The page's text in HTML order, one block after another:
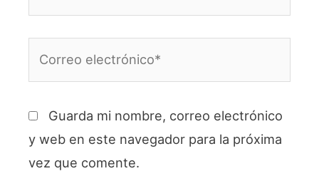
Guarda mi nombre, correo electrónico
y web en este navegador para la próxima
vez que comente.